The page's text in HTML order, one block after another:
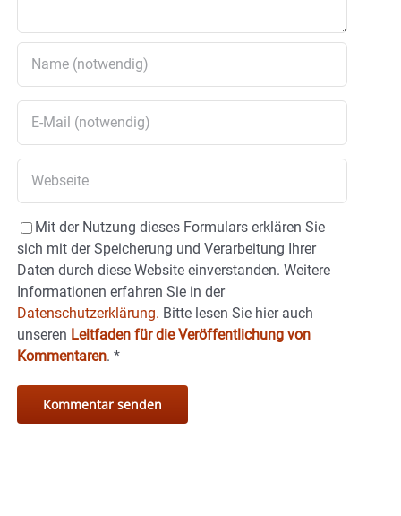
Mit der Nutzung dieses Formulars erklären Sie
sich mit der Speicherung und Verarbeitung Ihrer
Daten durch diese Website einverstanden. Weitere
Informationen erfahren Sie in der
Datenschutzerklärung. Bitte lesen Sie hier auch
unseren Leitfaden für die Veröffentlichung von
Kommentaren. *